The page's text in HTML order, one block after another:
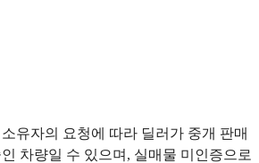
유자의 요청에 따라 딜러가 중개 판매
차량일 수 있으며, 실매물 미인증으로